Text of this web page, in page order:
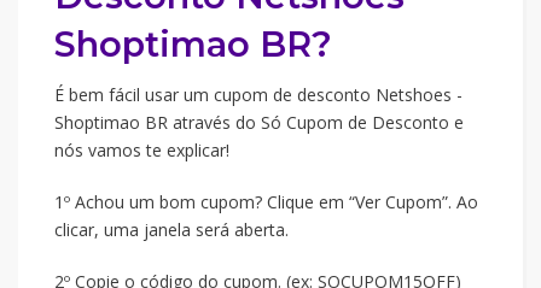
Shoptimao BR?
É bem fácil usar um cupom de desconto Netshoes -
Shoptimao BR através do Só Cupom de Desconto e
nós vamos te explicar!
1º Achou um bom cupom? Clique em “Ver Cupom”. Ao
clicar, uma janela será aberta.
2º Copie o código do cupom. (ex: SOCUPOM15OFF)